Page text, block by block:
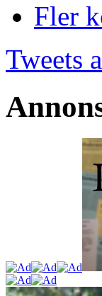
Fler
Tweets